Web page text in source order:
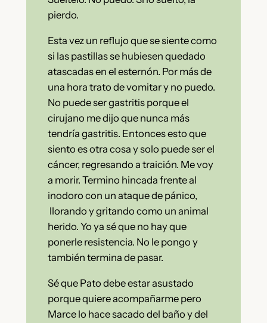
pierdo.
Esta vez un reflujo que se siente como
si las pastillas se hubiesen quedado
atascadas en el esternón. Por más de
una hora trato de vomitar y no puedo.
No puede ser gastritis porque el
cirujano me dijo que nunca más
tendría gastritis. Entonces esto que
siento es otra cosa y solo puede ser el
cáncer, regresando a traición. Me voy
a morir. Termino hincada frente al
inodoro con un ataque de pánico,
llorando y gritando como un animal
herido. Yo ya sé que no hay que
ponerle resistencia. No le pongo y
también termina de pasar.
Sé que Pato debe estar asustado
porque quiere acompañarme pero
Marce lo hace sacado del baño y del